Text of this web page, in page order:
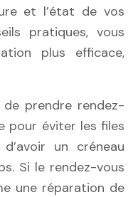
et l’état de vos
pratiques, vous
plus efficace,
prendre rendez-
pour éviter les files
un créneau
Si le rendez-vous
une réparation de